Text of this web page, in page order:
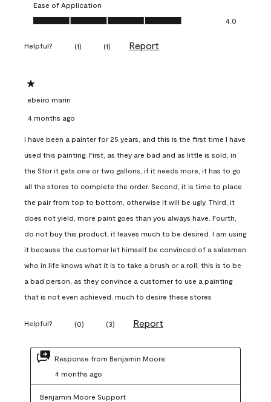
Ease of Application
Ease of Application, 4.0 out of 5
4.0
Helpful? (1) (1) Report
1 out of 5 stars.
ebeiro marin
4 months ago
I have been a painter for 25 years, and this is the first time I have
used this painting. First, as they are bad and as little is sold, in
the Stor it gets one or two gallons, if it needs more, it has to go
all the stores to complete the order. Second, it is time to place
the pair from top to bottom, otherwise it will be ugly. Third, it
does not yield, more paint goes than you always have. Fourth,
do not buy this product, it leaves much to be desired. I am using
it because the customer let himself be convinced of a salesman
who in life knows what it is to take a brush or a roll, this is to be
a bad person, as they convince a customer to use a painting
that is not even achieved. much to desire these stores
Helpful? (0) (3) Report
Response from Benjamin Moore:
4 months ago
Benjamin Moore Support